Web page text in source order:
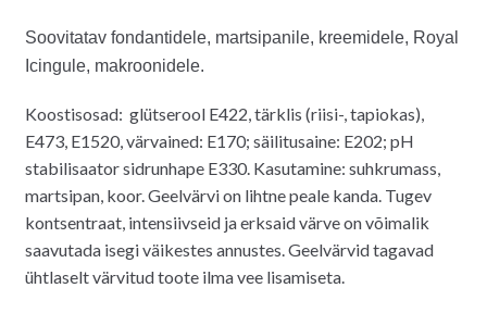
Soovitatav fondantidele, martsipanile, kreemidele, Royal
Icingule, makroonidele.
Koostisosad: glütserool E422, tärklis (riisi-, tapiokas),
E473, E1520, värvained: E170; säilitusaine: E202; pH
stabilisaator sidrunhape E330. Kasutamine: suhkrumass,
martsipan, koor. Geelvärvi on lihtne peale kanda. Tugev
kontsentraat, intensiivseid ja erksaid värve on võimalik
saavutada isegi väikestes annustes. Geelvärvid tagavad
ühtlaselt värvitud toote ilma vee lisamiseta.